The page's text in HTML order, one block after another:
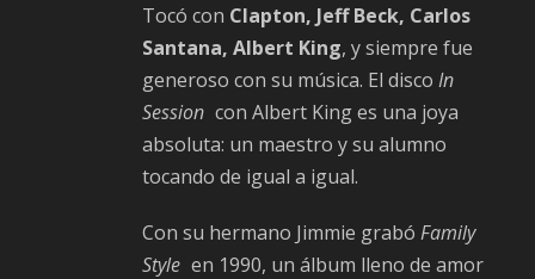
Tocó con Clapton, Jeff Beck, Carlos
Santana, Albert King, y siempre fue
generoso con su música. El disco In
Session con Albert King es una joya
absoluta: un maestro y su alumno
tocando de igual a igual.
Con su hermano Jimmie grabó Family
Style en 1990, un álbum lleno de amor